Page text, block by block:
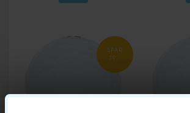
SPAR
79,-